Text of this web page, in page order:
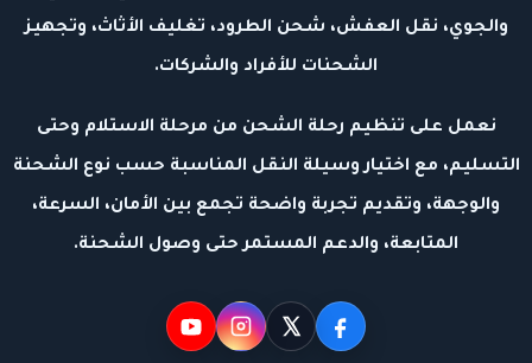
والجوي، نقل العفش، شحن الطرود، تغليف الأثاث، وتجهيز
الشحنات للأفراد والشركات.
نعمل على تنظيم رحلة الشحن من مرحلة الاستلام وحتى
التسليم، مع اختيار وسيلة النقل المناسبة حسب نوع الشحنة
والوجهة، وتقديم تجربة واضحة تجمع بين الأمان، السرعة،
المتابعة، والدعم المستمر حتى وصول الشحنة.